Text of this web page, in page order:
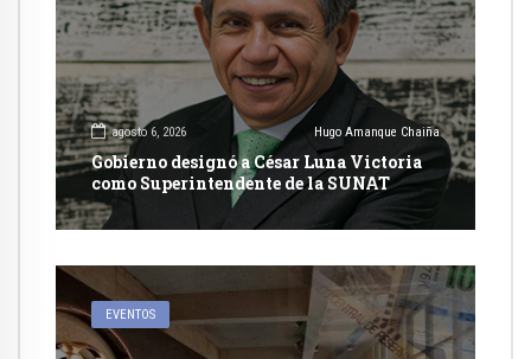
agosto 6, 2026 Hugo Amanque Chaiña
Gobierno designó a César Luna Victoria
como Superintendente de la SUNAT
EVENTOS